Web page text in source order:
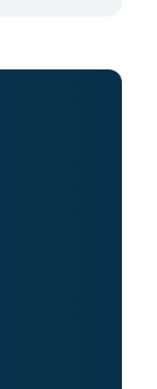
na stejnou